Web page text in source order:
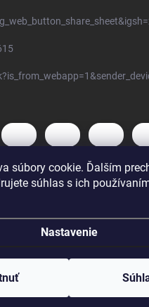
súbory cookie. Ďalším
súhlas s ich
Nastavenie
2026Max Vape. Všetky práva